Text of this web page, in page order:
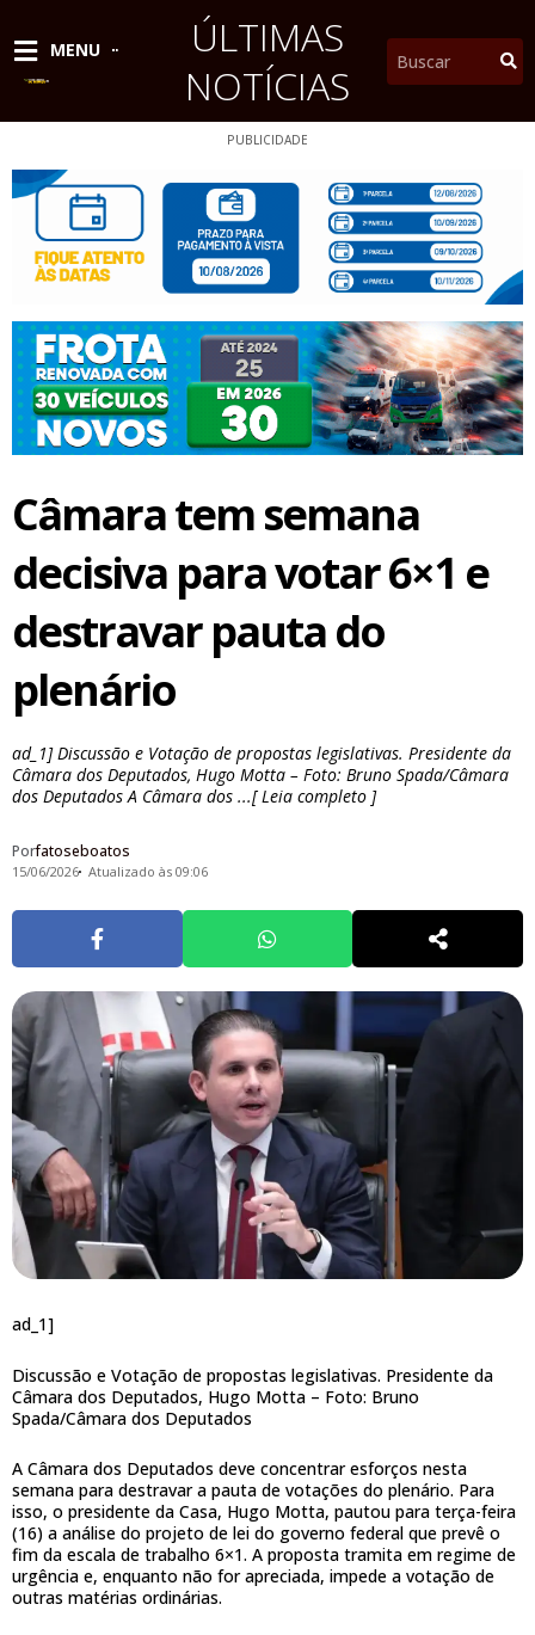
conteúdo
MENU
ÚLTIMAS
NOTÍCIAS
Pesquisar
PUBLICIDADE
Câmara tem semana
decisiva para votar 6×1 e
destravar pauta do
plenário
ad_1] Discussão e Votação de propostas legislativas. Presidente da
Câmara dos Deputados, Hugo Motta – Foto: Bruno Spada/Câmara
dos Deputados A Câmara dos ...[ Leia completo ]
Porfatoseboatos
15/06/2026 Atualizado às 09:06
ad_1]
Discussão e Votação de propostas legislativas. Presidente da
Câmara dos Deputados, Hugo Motta – Foto: Bruno
Spada/Câmara dos Deputados
A Câmara dos Deputados deve concentrar esforços nesta
semana para destravar a pauta de votações do plenário. Para
isso, o presidente da Casa, Hugo Motta, pautou para terça-feira
(16) a análise do projeto de lei do governo federal que prevê o
fim da escala de trabalho 6×1. A proposta tramita em regime de
urgência e, enquanto não for apreciada, impede a votação de
outras matérias ordinárias.